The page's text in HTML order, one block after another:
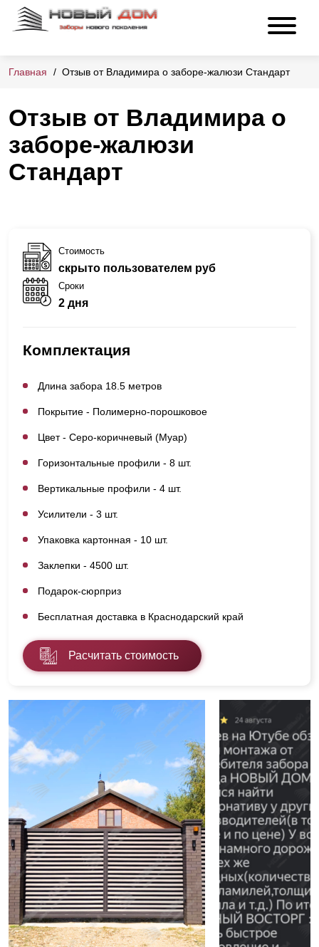
Главная Отзыв от Владимира о заборе-жалюзи Стандарт
Отзыв от Владимира о
заборе-жалюзи
Стандарт
Стоимость
скрыто пользователем руб
Сроки
2 дня
Комплектация
Длина забора 18.5 метров
Покрытие - Полимерно-порошковое
Цвет - Серо-коричневый (Муар)
Горизонтальные профили - 8 шт.
Вертикальные профили - 4 шт.
Усилители - 3 шт.
Упаковка картонная - 10 шт.
Заклепки - 4500 шт.
Подарок-сюрприз
Бесплатная доставка в Краснодарский край
Расчитать стоимость